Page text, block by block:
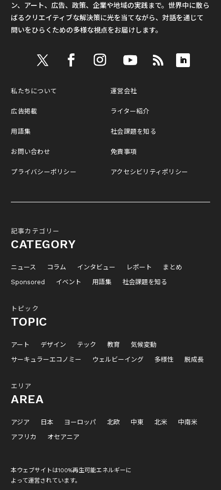
ン、アート、広告、政策、企業や地域の実践まで。世界中に散ら
ばるクリエイティブな解決策に光を当てながら、対話を通じて
問いをひらくための多様な視点をお届けします。
私たちについて
広告掲載
用語集
お問い合わせ
プライバシーポリシー
運営会社
ライター紹介
社会課題を知る
免責事項
アクセシビリティポリシー
記事カテゴリー
CATEGORY
ニュース コラム インタビュー レポート
まとめ
Sponsored
イベント 用語集 社会課題を知る
トピック
TOPIC
アート デザイン テック 教育
気候変動
サーキュラーエコノミー
ウェルビーイング 多様性 脱成長
エリア
AREA
アジア 日本 ヨーロッパ 北欧 中東 北米
中南米
アフリカ
オセアニア
本ウェブサイトは100%再生可能エネルギーに
よって運営されています。